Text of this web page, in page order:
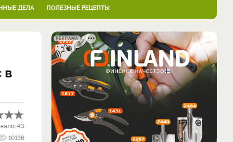
ДЕЛА ПОЛЕЗНЫЕ РЕЦЕПТЫ
в
40
10136
РЕКЛАМА